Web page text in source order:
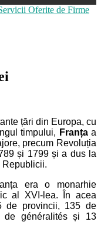
Oferite de Firme
țări din Europa, cu
timpului, Franțaa
precum Revoluția
și 1799 și a dus la
Republicii.
era o monarhie
al XVI-lea. În acea
de provincii, 135 de
de généralités și 13